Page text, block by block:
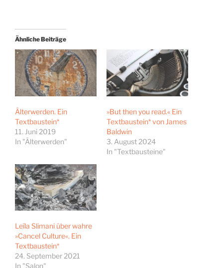
Ähnliche Beiträge
Älterwerden. Ein
Textbaustein*
11. Juni 2019
In "Älterwerden"
»But then you read.« Ein
Textbaustein* von James
Baldwin
3. August 2024
In "Textbausteine"
Leïla Slimani über wahre
»Cancel Culture«. Ein
Textbaustein*
24. September 2021
In "Salon"